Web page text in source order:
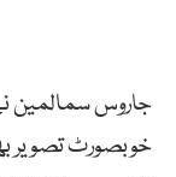
جاروس سمالمین
خوبصورٹ تصویر